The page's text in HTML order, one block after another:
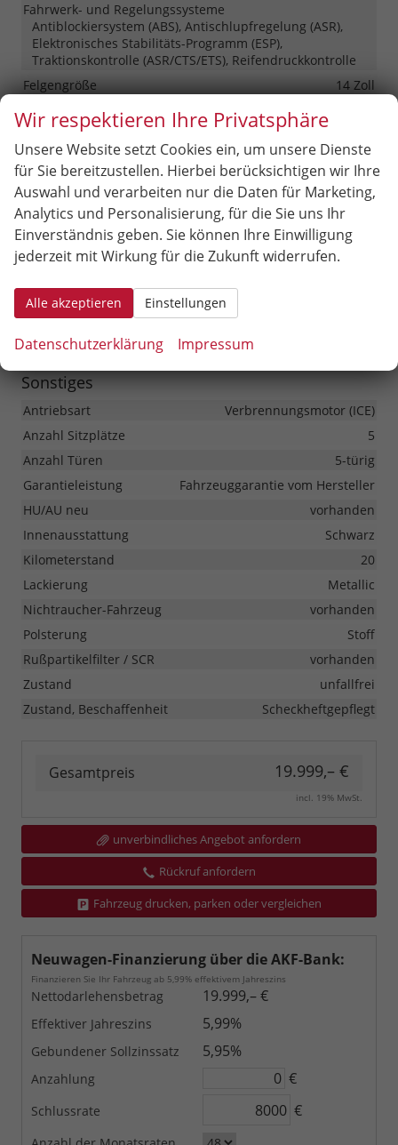
Fahrwerk- und Regelungssysteme
Antiblockiersystem (ABS), Antischlupfregelung (ASR),
Elektronisches Stabilitäts-Programm (ESP),
Traktionskontrolle (ASR/CTS/ETS), Reifendruckkontrolle
Felgengröße
14 Zoll
Felgentyp
Lautstärke externes Rollgeräusch der Reifen
Reifen-Geschwindigkeitsindex
H
Reifen-Kraftstoffeffizienzklasse
Reifen-Nasshaftungsklasse
Reifenbezeichnung
ContiPremiumContact 5
Reifengröße vorne
185/70 R14
Reifenhersteller
Reifentyp
Tragfähigkeitsindex
Sonstiges
Antriebsart
Verbrennungsmotor (ICE)
Anzahl Sitzplätze
5
Anzahl Türen
5-türig
Garantieleistung
Fahrzeuggarantie vom Hersteller
HU/AU neu
vorhanden
Innenausstattung
Schwarz
Kilometerstand
20
Lackierung
Metallic
Nichtraucher-Fahrzeug
vorhanden
Polsterung
Stoff
Rußpartikelfilter / SCR
vorhanden
Zustand
unfallfrei
Zustand, Beschaffenheit
Scheckheftgepflegt
Gesamtpreis 19.999,– €
incl. 19% MwSt.
unverbindliches Angebot anfordern
Rückruf anfordern
Fahrzeug drucken, parken oder vergleichen
Neuwagen-Finanzierung über die AKF-Bank:
Finanzieren Sie Ihr Fahrzeug ab 5,99% effektivem Jahreszins
Nettodarlehensbetrag 19.999,– €
Effektiver Jahreszins 5,99%
Gebundener Sollzinssatz 5,95%
Anzahlung €
Schlussrate €
Wir respektieren Ihre Privatsphäre
Unsere Website setzt Cookies ein, um unsere Dienste
für Sie bereitzustellen. Hierbei berücksichtigen wir Ihre
Auswahl und verarbeiten nur die Daten für Marketing,
Analytics und Personalisierung, für die Sie uns Ihr
Einverständnis geben. Sie können Ihre Einwilligung
jederzeit mit Wirkung für die Zukunft widerrufen.
Alle akzeptieren Einstellungen
Datenschutzerklärung Impressum